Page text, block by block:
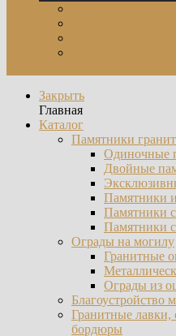
Закрыть
Главная
Каталог
Памятники
Одиночные
Двойные
Памятники
Памятники
Памятники с
Ограды на могилу
Гранитные
Ограды из
Благоустройство
Гранитные лавки,
бордюры